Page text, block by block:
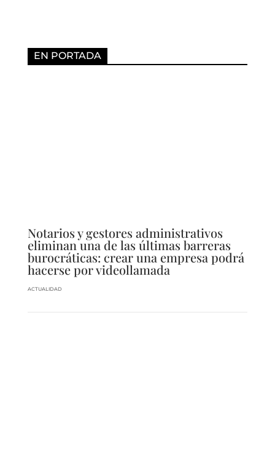
EN PORTADA
Notarios y gestores administrativos
eliminan una de las últimas barreras
burocráticas: crear una empresa podrá
hacerse por videollamada
ACTUALIDAD